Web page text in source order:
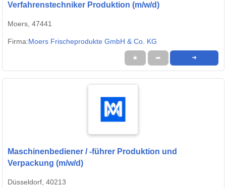
Verfahrenstechniker Produktion (m/w/d)
Moers, 47441
Firma:Moers Frischeprodukte GmbH & Co. KG
★ ➦ ➜
Maschinenbediener / -führer Produktion und
Verpackung (m/w/d)
Düsseldorf, 40213